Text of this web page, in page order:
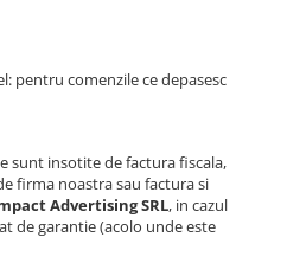
pentru comenzile ce depasesc
sunt insotite de factura fiscala,
firma noastra sau factura si
Advertising SRL, in cazul
de garantie (acolo unde este